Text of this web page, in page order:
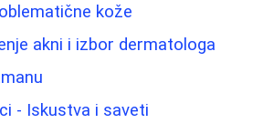
kože
akni i izbor dermatologa
- Iskustva i saveti